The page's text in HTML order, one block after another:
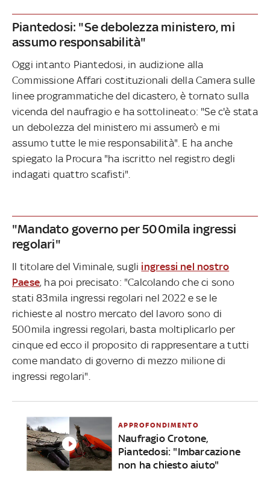
Piantedosi: "Se debolezza ministero, mi
assumo responsabilità"
Oggi intanto Piantedosi, in audizione alla
Commissione Affari costituzionali della Camera sulle
linee programmatiche del dicastero, è tornato sulla
vicenda del naufragio e ha sottolineato: "Se c'è stata
un debolezza del ministero mi assumerò e mi
assumo tutte le mie responsabilità". E ha anche
spiegato la Procura "ha iscritto nel registro degli
indagati quattro scafisti".
"Mandato governo per 500mila ingressi
regolari"
Il titolare del Viminale, sugli ingressi nel nostro
Paese, ha poi precisato: "Calcolando che ci sono
stati 83mila ingressi regolari nel 2022 e se le
richieste al nostro mercato del lavoro sono di
500mila ingressi regolari, basta moltiplicarlo per
cinque ed ecco il proposito di rappresentare a tutti
come mandato di governo di mezzo milione di
ingressi regolari".
APPROFONDIMENTO
Naufragio Crotone,
Piantedosi: "Imbarcazione
non ha chiesto aiuto"